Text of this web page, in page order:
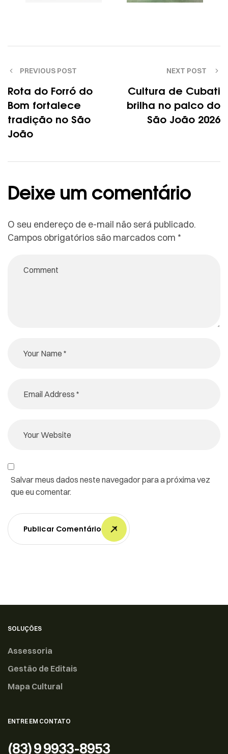
PREVIOUS POST
Rota do Forró do
Bom fortalece
tradição no São
João
NEXT POST
Cultura de Cubati
brilha no palco do
São João 2026
Deixe um comentário
O seu endereço de e-mail não será publicado.
Campos obrigatórios são marcados com *
Salvar meus dados neste navegador para a próxima vez
que eu comentar.
Publicar Comentário
ENTRE EM CONTATO
(83) 9 9933-8953
SOLUÇÕES
Assessoria
Gestão de Editais
Mapa Cultural